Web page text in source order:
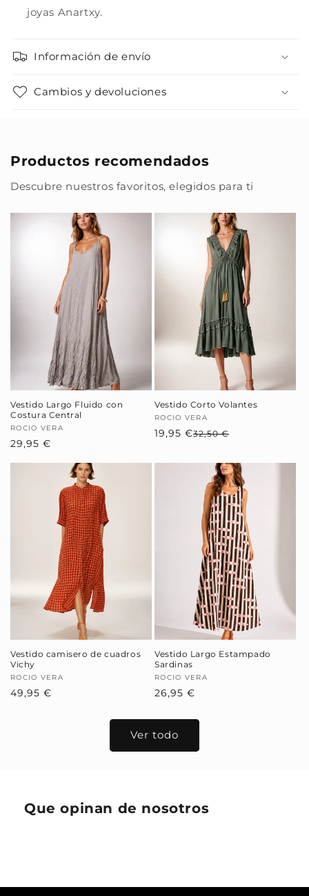
joyas Anartxy.
Información de envío
Cambios y devoluciones
Productos recomendados
Descubre nuestros favoritos, elegidos para ti
Vestido Largo Fluido con
Costura Central
Proveedor:
ROCIO VERA
Precio
29,95 €
Vestido Corto Volantes
Proveedor:
ROCIO VERA
32,50 €
oferta
19,95 €
Vestido camisero de cuadros
Vichy
Proveedor:
ROCIO VERA
Precio
49,95 €
Vestido Largo Estampado
Sardinas
Proveedor:
ROCIO VERA
Precio
26,95 €
Ver todo
Que opinan de nosotros